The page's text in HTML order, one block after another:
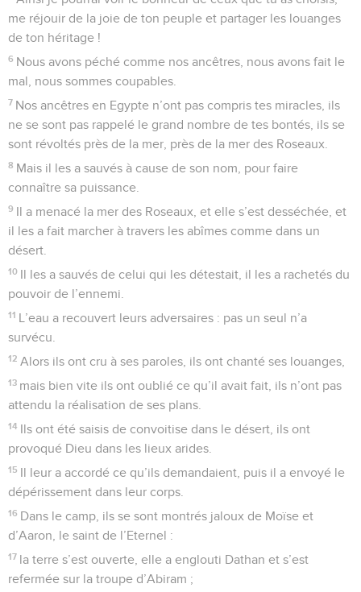
me réjouir de la joie de ton peuple et partager les louanges
de ton héritage !
6 Nous avons péché comme nos ancêtres, nous avons fait le
mal, nous sommes coupables.
7 Nos ancêtres en Egypte n’ont pas compris tes miracles, ils
ne se sont pas rappelé le grand nombre de tes bontés, ils se
sont révoltés près de la mer, près de la mer des Roseaux.
8 Mais il les a sauvés à cause de son nom, pour faire
connaître sa puissance.
9 Il a menacé la mer des Roseaux, et elle s’est desséchée, et
il les a fait marcher à travers les abîmes comme dans un
désert.
10 Il les a sauvés de celui qui les détestait, il les a rachetés du
pouvoir de l’ennemi.
11 L’eau a recouvert leurs adversaires : pas un seul n’a
survécu.
12 Alors ils ont cru à ses paroles, ils ont chanté ses louanges,
13 mais bien vite ils ont oublié ce qu’il avait fait, ils n’ont pas
attendu la réalisation de ses plans.
14 Ils ont été saisis de convoitise dans le désert, ils ont
provoqué Dieu dans les lieux arides.
15 Il leur a accordé ce qu’ils demandaient, puis il a envoyé le
dépérissement dans leur corps.
16 Dans le camp, ils se sont montrés jaloux de Moïse et
d’Aaron, le saint de l’Eternel :
17 la terre s’est ouverte, elle a englouti Dathan et s’est
refermée sur la troupe d’Abiram ;